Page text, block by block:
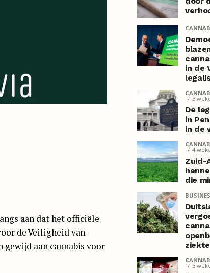
aan dat het officiële
de Veiligheid van
aan cannabis voor
in de
3
De
in
in de
4
Zuid-
die
3